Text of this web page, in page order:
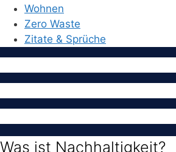
Wohnen
Zero Waste
Zitate & Sprüche
Was ist Nachhaltigkeit?